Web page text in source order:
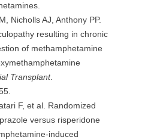
Nicholls AJ, Anthony PP.
resulting in chronic
of methamphetamine
Transplant.
F, et al. Randomized
versus risperidone
induced